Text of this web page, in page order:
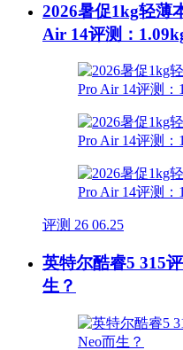
2026暑促1kg轻薄
Air 14评测：
评测 26 06.25
英特尔酷睿5 315
生？